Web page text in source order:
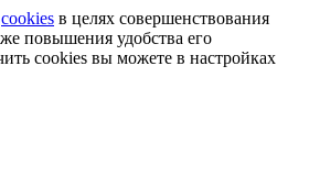
cookies в целях совершенствования
повышения удобства его
cookies вы можете в настройках